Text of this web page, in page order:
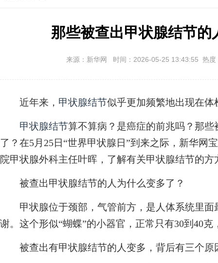
那些被查出甲状腺结节的
来源：新华网 时间：2026-05-25 13:43:55 热
近年来， 甲状腺结节似乎更加频繁地出现在体
甲状腺结节算不算病？是癌症的前兆吗？那些
了？在5月25日“世界甲状腺日”到来之际，新华网
院甲状腺外科主任叶晖，了解有关甲状腺结节的方
被查出甲状腺结节的人为什么变多了？
甲状腺位于颈部，气管前方，是人体系统里面
谢。这个形似“蝴蝶”的小器官，正常只有30到40
被查出有甲状腺结节的人变多，背后有三个原